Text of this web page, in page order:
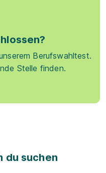
Berufswahltest.
Stelle finden.
du suchen